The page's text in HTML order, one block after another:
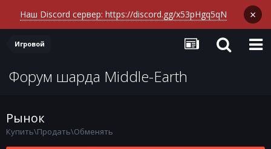
Наш Discord сервер: https://discord.gg/x53pHgq5qN ×
Игровой
Форум шарда Middle-Earth
Рынок
Купить\Продать\Обменять